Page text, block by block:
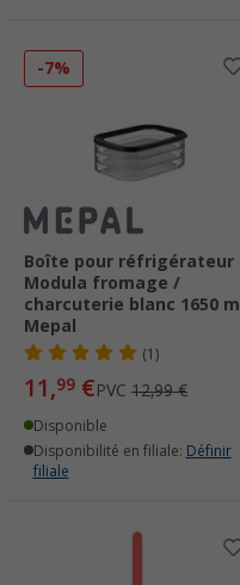
-7%
Boîte pour réfrigérateur
Modula fromage /
charcuterie blanc 1650 ml
Mepal
(1)
11,99 €PVC 12,99 €
Disponible
Disponibilité en filiale: Définir
filiale